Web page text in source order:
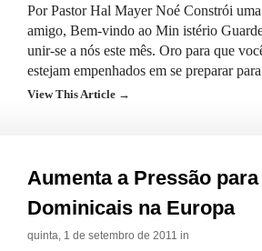
Por Pastor Hal Mayer Noé Constrói
amigo, Bem-vindo ao Min istério
unir-se a nós este mês. Oro para que
estejam empenhados em se preparar
View This Article →
Aumenta a Pressão
Dominicais na Europa
quinta, 1 de setembro de 2011 in